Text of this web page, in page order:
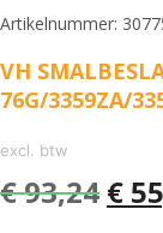
Artikelnummer:
VH
76G/3359ZA/
excl. btw
€93,24 €